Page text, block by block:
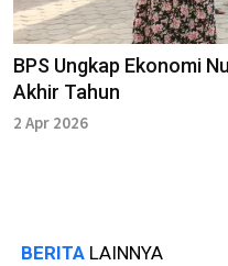
BPS Ungkap Ekonomi
Akhir Tahun
2 Apr 2026
BERITA LAINNYA